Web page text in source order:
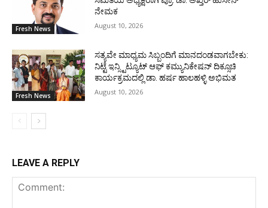
Fresh News
ನೇಮಕ
August 10, 2026
Fresh News
ಸತ್ಯವೇ ಮಾಧ್ಯಮ ಸಿಬ್ಬಂದಿಗೆ ಮಾನದಂಡವಾಗಬೇಕು:
ನಿಟ್ಟೆ ಇನ್ಸ್ಟಿಟ್ಯೂಟ್ ಆಫ್ ಕಮ್ಯುನಿಕೇಷನ್ ದಿಕ್ಸೂಚಿ
ಕಾರ್ಯಕ್ರಮದಲ್ಲಿ ಡಾ. ಹರ್ಷ ಹಾಲಹಳ್ಳಿ ಅಭಿಮತ
August 10, 2026
LEAVE A REPLY